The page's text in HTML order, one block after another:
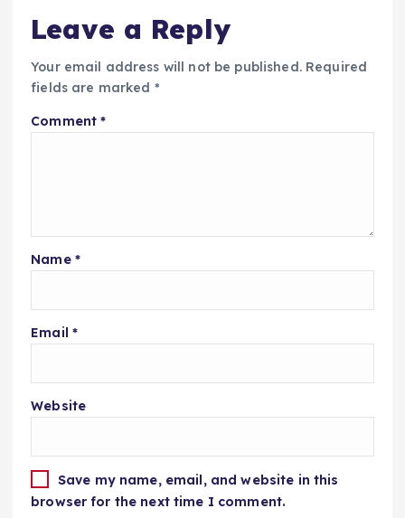
Leave a Reply
Your email address will not be published. Required
fields are marked *
Comment*
Name *
Email *
Website
Save my name, email, and website in this
browser for the next time I comment.